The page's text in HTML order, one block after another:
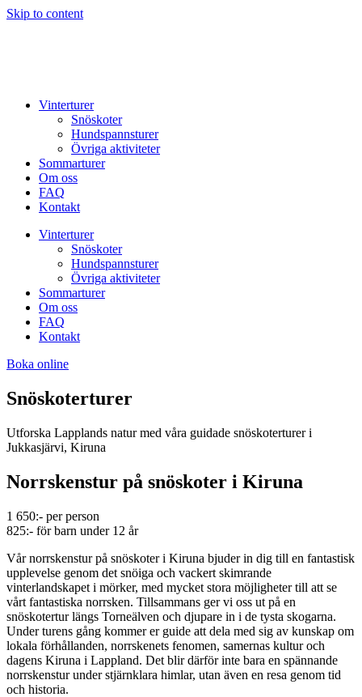
Skip to content
Vinterturer
Snöskoter
Hundspannsturer
Övriga aktiviteter
Sommarturer
Om oss
FAQ
Kontakt
Vinterturer
Snöskoter
Hundspannsturer
Övriga aktiviteter
Sommarturer
Om oss
FAQ
Kontakt
Boka online
Snöskoterturer
Utforska Lapplands natur med våra guidade snöskoterturer i
Jukkasjärvi, Kiruna
Norrskenstur på snöskoter i Kiruna
1 650:- per person
825:- för barn under 12 år
Vår norrskenstur på snöskoter i Kiruna bjuder in dig till en fantastisk
upplevelse genom det snöiga och vackert skimrande
vinterlandskapet i mörker, med mycket stora möjligheter till att se
vårt fantastiska norrsken. Tillsammans ger vi oss ut på en
snöskotertur längs Torneälven och djupare in i de tysta skogarna.
Under turens gång kommer er guide att dela med sig av kunskap om
lokala förhållanden, norrskenets fenomen, samernas kultur och
dagens Kiruna i Lappland. Det blir därför inte bara en spännande
norrskenstur under stjärnklara himlar, utan även en resa genom tid
och historia.